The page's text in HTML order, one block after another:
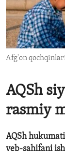
IDEALS AND
Afg'on
AQSh
rasmiy
AQSh
veb-sahifani